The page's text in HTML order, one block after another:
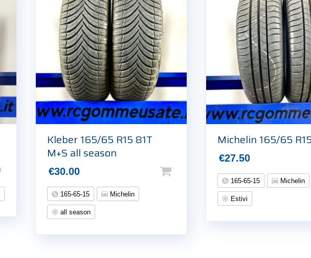
Kleber 165/65 R15 81T
M+S all season
€30.00
165-65-15 Michelin
all season
Michelin 165/65
€27.50
165-65-15 Michelin
Estivi